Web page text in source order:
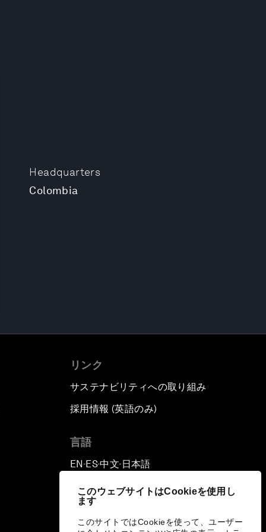
このウェブサイトはCookieを使用し
ます
このサイトではCookieを使って、ユーザー
Headquarters
Colombia
リンク
サステナビリティへの取り組み
採用情報 (英語のみ)
言語
EN ▪ES▪中文▪ 日本語